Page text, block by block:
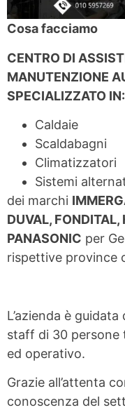
Cosa facciamo
CENTRO DI
MANUTENZIONE
SPECIALIZZATO IN:
Caldaie
Scaldabagni
Climatizzatori
Sistemi
dei marchi
DUVAL, FONDITAL,
PANASONIC per
rispettive province
L’azienda è
staff di 30 persone
ed operativo.
Grazie all’attenta
conoscenza del